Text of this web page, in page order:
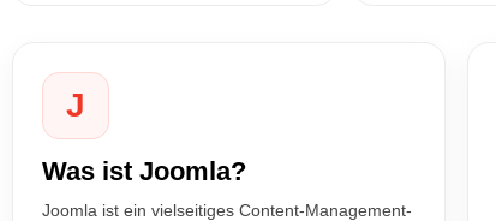
J
Was ist Joomla?
Joomla ist ein vielseitiges Content-Management-